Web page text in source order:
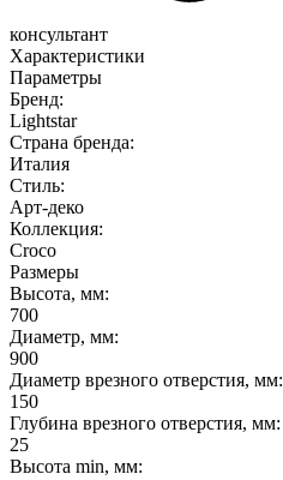
консультант
Характеристики
Параметры
Бренд:
Lightstar
Страна бренда:
Италия
Стиль:
Арт-деко
Коллекция:
Croco
Размеры
Высота, мм:
700
Диаметр, мм:
900
Диаметр врезного отверстия, мм:
150
Глубина врезного отверстия, мм:
25
Высота min, мм: